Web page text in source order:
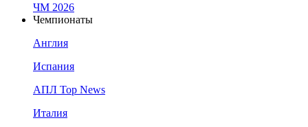
ЧМ 2026
Чемпионаты
Англия
Испания
АПЛ Top News
Италия